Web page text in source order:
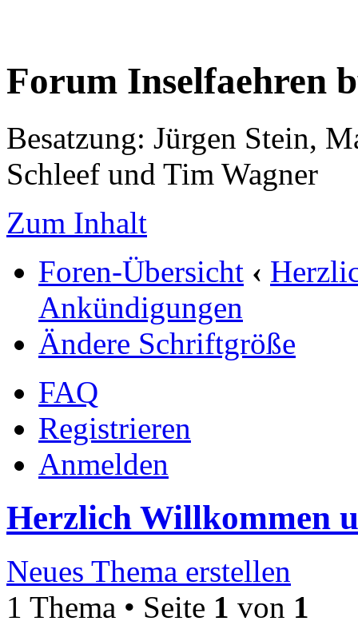
Forum Inselfaehren
Besatzung: Jürgen Stein,
Schleef und Tim Wagner
Zum Inhalt
Foren-Übersicht ‹
Ankündigungen
Ändere Schriftgröße
FAQ
Registrieren
Anmelden
Herzlich Willkommen
Neues Thema erstellen
1 Thema • Seite 1 von 1